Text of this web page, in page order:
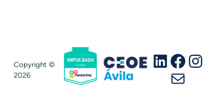
Copyright ©
2026
LinkedIn
Correo